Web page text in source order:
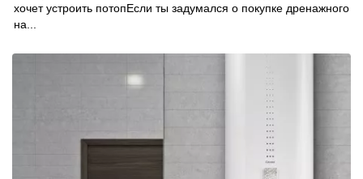
хочет устроить потопЕсли ты задумался о покупке дренажного
на...